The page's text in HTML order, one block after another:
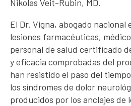
Nikolas Veit-Rubin, MD.
El Dr. Vigna, abogado nacional
lesiones farmacéuticas,
personal de salud certificado
y eficacia comprobadas del
han resistido el paso del
los síndromes de dolor
producidos por los anclajes de